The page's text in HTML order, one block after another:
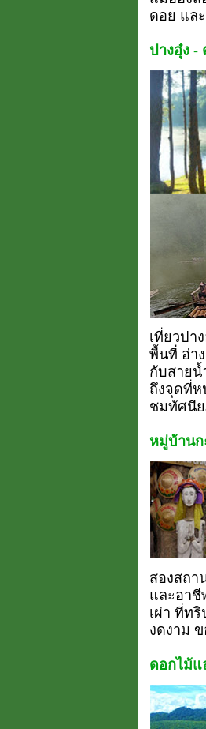
ดอย แล
ปางอุ๋ง -
เที่ยวปา
พื้นที่ อ่า
กับสายน้
ถึงจุดที่ห
ชมทัศนีย
หมู่บ้านก
สองสถา
และอาชี
เผ่า ที่ท
งดงาม
ดอกไม้แ